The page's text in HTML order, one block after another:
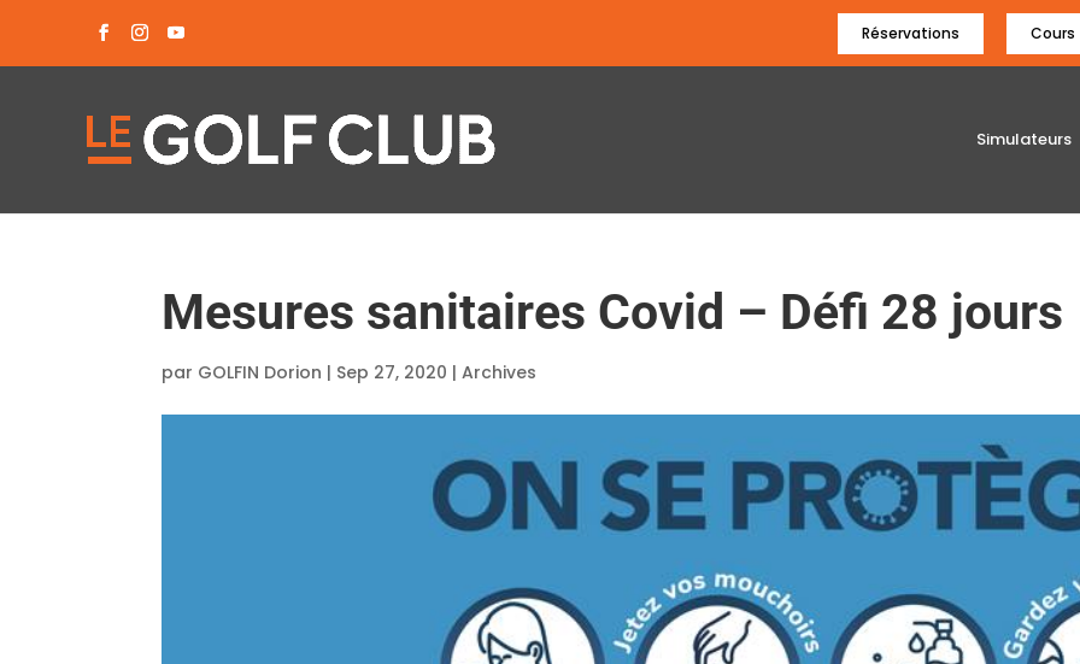
Réservations Cours
Simulateurs
Mesures sanitaires Covid – Défi 28 jours
par GOLFIN Dorion | Sep 27, 2020 |Archives